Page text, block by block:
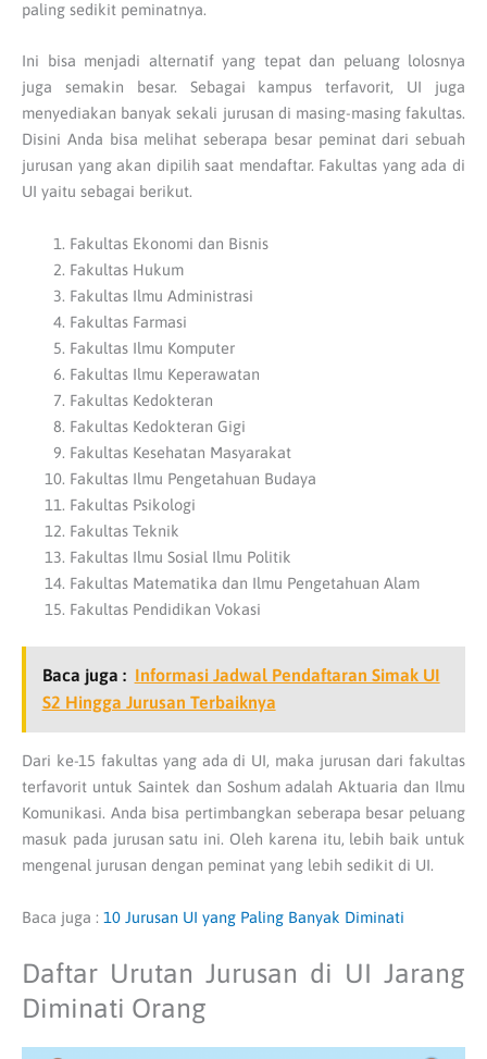
paling sedikit peminatnya.
Ini bisa menjadi alternatif yang tepat dan peluang lolosnya
juga semakin besar. Sebagai kampus terfavorit, UI juga
menyediakan banyak sekali jurusan di masing-masing fakultas.
Disini Anda bisa melihat seberapa besar peminat dari sebuah
jurusan yang akan dipilih saat mendaftar. Fakultas yang ada di
UI yaitu sebagai berikut.
Fakultas Ekonomi dan Bisnis
Fakultas Hukum
Fakultas Ilmu Administrasi
Fakultas Farmasi
Fakultas Ilmu Komputer
Fakultas Ilmu Keperawatan
Fakultas Kedokteran
Fakultas Kedokteran Gigi
Fakultas Kesehatan Masyarakat
Fakultas Ilmu Pengetahuan Budaya
Fakultas Psikologi
Fakultas Teknik
Fakultas Ilmu Sosial Ilmu Politik
Fakultas Matematika dan Ilmu Pengetahuan Alam
Fakultas Pendidikan Vokasi
Baca juga : Informasi Jadwal Pendaftaran Simak UI
S2 Hingga Jurusan Terbaiknya
Dari ke-15 fakultas yang ada di UI, maka jurusan dari fakultas
terfavorit untuk Saintek dan Soshum adalah Aktuaria dan Ilmu
Komunikasi. Anda bisa pertimbangkan seberapa besar peluang
masuk pada jurusan satu ini. Oleh karena itu, lebih baik untuk
mengenal jurusan dengan peminat yang lebih sedikit di UI.
Baca juga : 10 Jurusan UI yang Paling Banyak Diminati
Daftar Urutan Jurusan di UI Jarang
Diminati Orang